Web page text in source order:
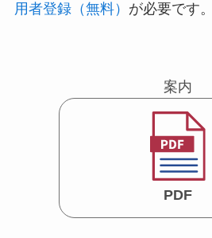
用者登録（無料） が必要です。
案内
PDF